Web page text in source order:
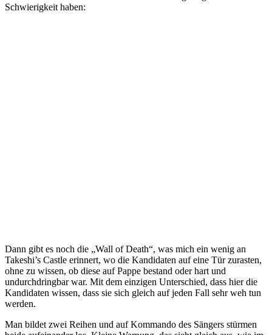
Schwierigkeit haben:
Dann gibt es noch die „Wall of Death“, was mich ein wenig an
Takeshi’s Castle erinnert, wo die Kandidaten auf eine Tür zurasten,
ohne zu wissen, ob diese auf Pappe bestand oder hart und
undurchdringbar war. Mit dem einzigen Unterschied, dass hier die
Kandidaten wissen, dass sie sich gleich auf jeden Fall sehr weh tun
werden.
Man bildet zwei Reihen und auf Kommando des Sängers stürmen